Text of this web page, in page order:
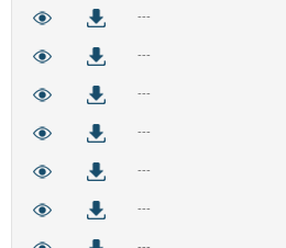
---
---
---
---
---
---